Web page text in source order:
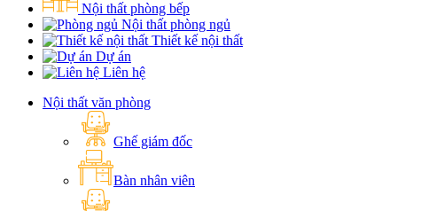
Nội thất phòng bếp
Nội thất phòng ngủ
Thiết kế nội thất
Dự án
Liên hệ
Nội thất văn phòng
Ghế giám đốc
Bàn nhân viên